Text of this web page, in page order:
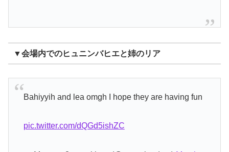
▼会場内でのヒュニンバヒエと姉のリア
Bahiyyih and lea omgh I hope they are having fun
pic.twitter.com/dQGd5ishZC